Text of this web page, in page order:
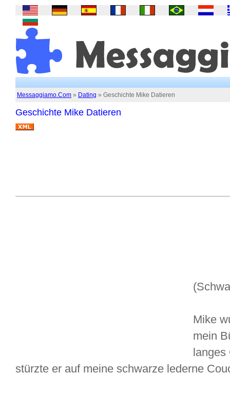
Messaggiamo.Com » Dating » Geschichte Mike Datieren
Geschichte Mike Datieren
Mike
mein
langes
stürzte er auf meine schwarze lederne